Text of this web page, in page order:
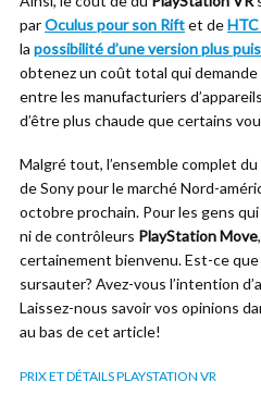
parOculus pour son Riftet de
la possibilité d’une version plus
obtenez un coût total qui
entre les manufacturiers
d’être plus chaude que certains
Malgré tout, l’ensemble complet
de Sony pour le marché Nord-
octobre prochain. Pour les gens qui
ni de contrôleurs PlayStation Move
certainement bienvenu. Est-ce
sursauter? Avez-vous l’intention
Laissez-nous savoir vos opinions
au bas de cet article!
PRIX ET DÉTAILS PLAYSTATION VR